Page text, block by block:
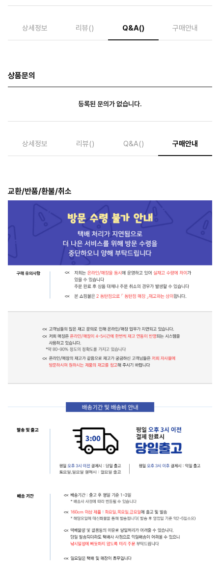
상세정보 리뷰() Q&A() 구매안내
상품문의
등록된 문의가 없습니다.
상세정보 리뷰() Q&A() 구매안내
교환/반품/환불/취소